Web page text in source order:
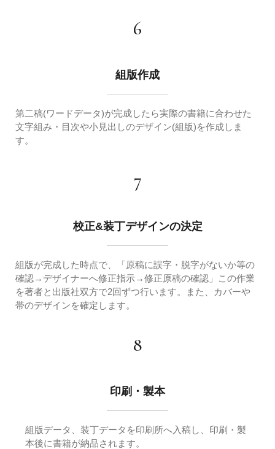
6
組版作成
第二稿(ワードデータ)が完成したら実際の書籍に合わせた
文字組み・目次や小見出しのデザイン(組版)を作成しま
す。
7
校正&装丁デザインの決定
組版が完成した時点で、「原稿に誤字・脱字がないか等の
確認→デザイナーへ修正指示→修正原稿の確認」この作業
を著者と出版社双方で2回ずつ行います。また、カバーや
帯のデザインを確定します。
8
印刷・製本
組版データ、装丁データを印刷所へ入稿し、印刷・製
本後に書籍が納品されます。